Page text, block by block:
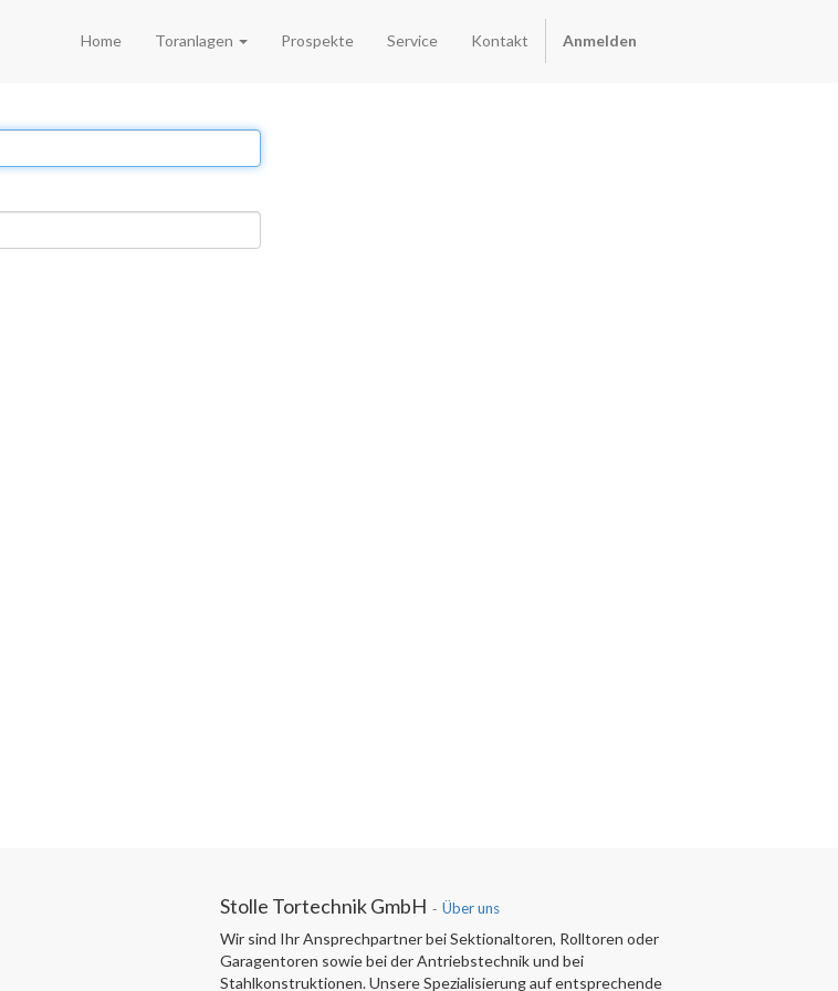
Home Toranlagen Prospekte Service Kontakt Anmelden
Stolle Tortechnik GmbH - Über uns
Wir sind Ihr Ansprechpartner bei Sektionaltoren, Rolltoren oder
Garagentoren sowie bei der Antriebstechnik und bei
Stahlkonstruktionen. Unsere Spezialisierung auf entsprechende